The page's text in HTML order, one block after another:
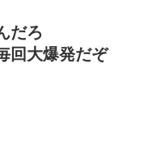
だろ
回大爆発だぞ